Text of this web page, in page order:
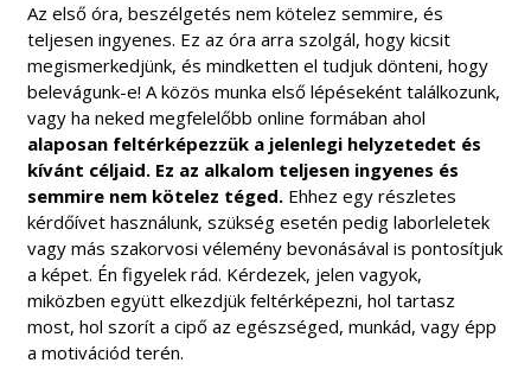
Az első óra, beszélgetés nem kötelez semmire, és
teljesen ingyenes. Ez az óra arra szolgál, hogy kicsit
megismerkedjünk, és mindketten el tudjuk dönteni, hogy
belevágunk-e! A közös munka első lépéseként találkozunk,
vagy ha neked megfelelőbb online formában ahol
alaposan feltérképezzük a jelenlegi helyzetedet és
kívánt céljaid. Ez az alkalom teljesen ingyenes és
semmire nem kötelez téged. Ehhez egy részletes
kérdőívet használunk, szükség esetén pedig laborleletek
vagy más szakorvosi vélemény bevonásával is pontosítjuk
a képet. Én figyelek rád. Kérdezek, jelen vagyok,
miközben együtt elkezdjük feltérképezni, hol tartasz
most, hol szorít a cipő az egészséged, munkád, vagy épp
a motivációd terén.